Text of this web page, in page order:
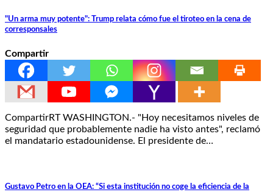
"Un arma muy potente": Trump relata cómo fue el tiroteo en la cena de
corresponsales
Compartir
CompartirRT WASHINGTON.- "Hoy necesitamos niveles de
seguridad que probablemente nadie ha visto antes", reclamó
el mandatario estadounidense. El presidente de…
Gustavo Petro en la OEA: “Si esta institución no coge la eficiencia de la